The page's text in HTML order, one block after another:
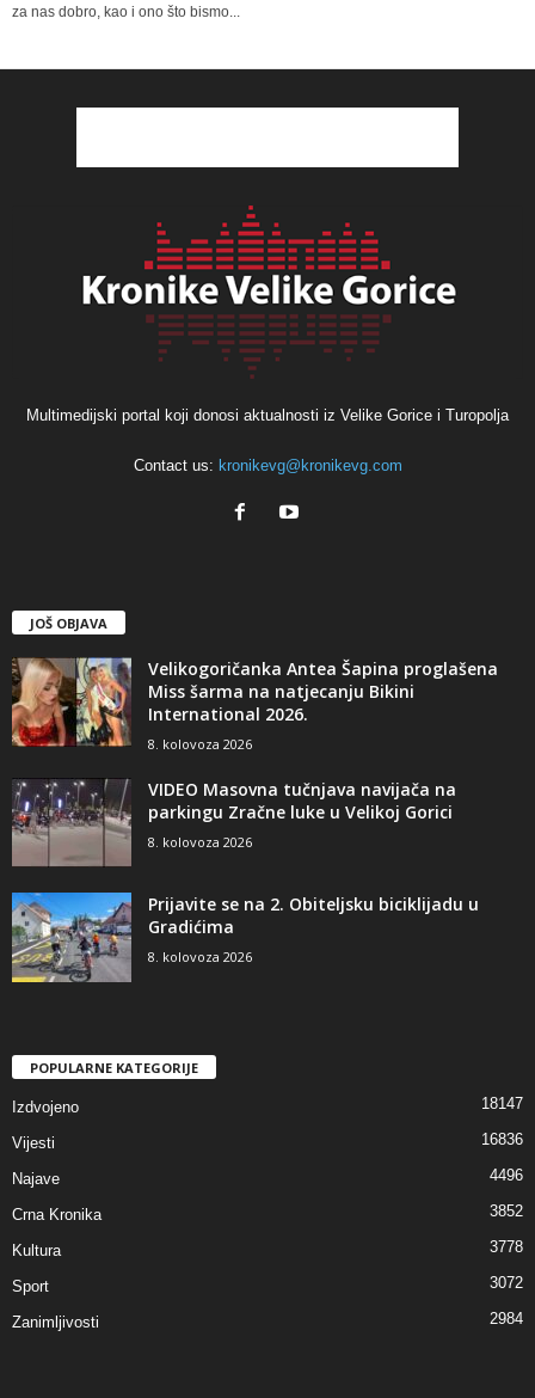
za nas dobro, kao i ono što bismo...
Multimedijski portal koji donosi aktualnosti iz Velike Gorice i Turopolja
Contact us: kronikevg@kronikevg.com
JOŠ OBJAVA
Velikogoričanka Antea Šapina proglašena
Miss šarma na natjecanju Bikini
International 2026.
8. kolovoza 2026
VIDEO Masovna tučnjava navijača na
parkingu Zračne luke u Velikoj Gorici
8. kolovoza 2026
Prijavite se na 2. Obiteljsku biciklijadu u
Gradićima
8. kolovoza 2026
POPULARNE KATEGORIJE
Izdvojeno 18147
Vijesti 16836
Najave 4496
Crna Kronika 3852
Kultura 3778
Sport 3072
Zanimljivosti 2984